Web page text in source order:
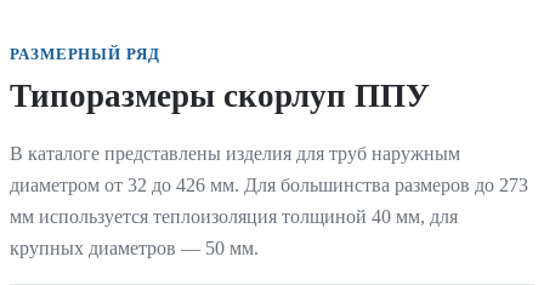
РАЗМЕРНЫЙ РЯД
Типоразмеры скорлуп ППУ
В каталоге представлены изделия для труб наружным
диаметром от 32 до 426 мм. Для большинства размеров до 273
мм используется теплоизоляция толщиной 40 мм, для
крупных диаметров — 50 мм.